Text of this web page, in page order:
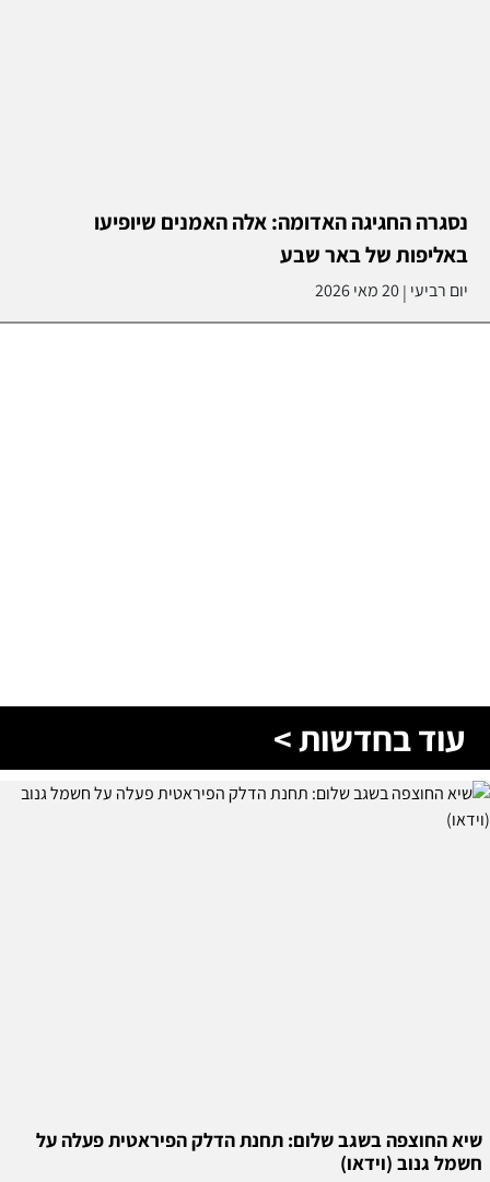
נסגרה החגיגה האדומה: אלה האמנים שיופיעו
באליפות של באר שבע
יום רביעי |20 מאי 2026
עוד בחדשות >
שיא החוצפה בשגב שלום: תחנת הדלק הפיראטית פעלה על
חשמל גנוב (וידאו)